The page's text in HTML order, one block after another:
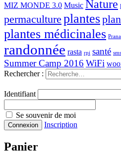
MIZ MONDE 3.0 Music Nature
permaculture plantes
plantes médicinales Prana
randonnée rasta rpi santé sms
Summer Camp 2016 WiFi
Rechercher :
Identifiant
Se souvenir de moi
Inscription
Panier